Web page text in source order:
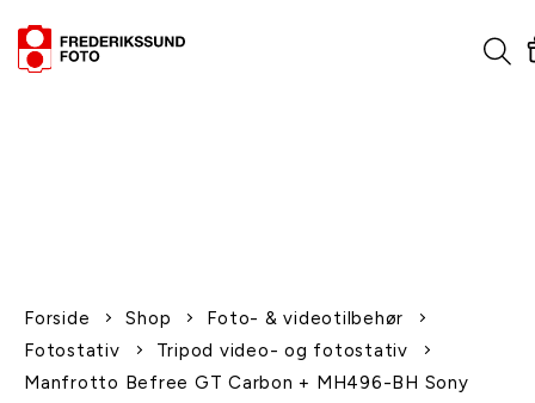
Forside Shop
Foto- & videotilbehør
Fotostativ
Tripod video- og fotostativ
Manfrotto Befree GT Carbon + MH496-BH Sony